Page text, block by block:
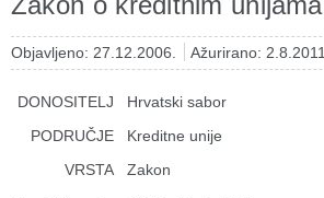
Objavljeno: 27.12.2006. Ažurirano: 2.8.2011.
DONOSITELJ
Hrvatski sabor
PODRUČJE
Kreditne unije
VRSTA
Zakon